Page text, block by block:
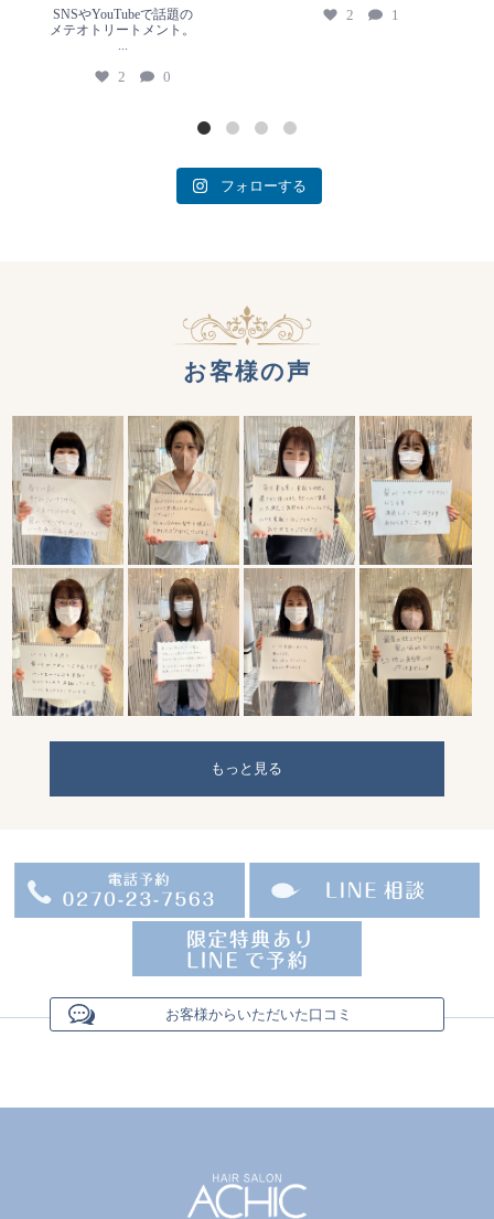
SNSやYouTubeで話題の
メテオトリートメント。
...
2 0
2 1
フォローする
お客様の声
もっと見る
お客様からいただいた口コミ